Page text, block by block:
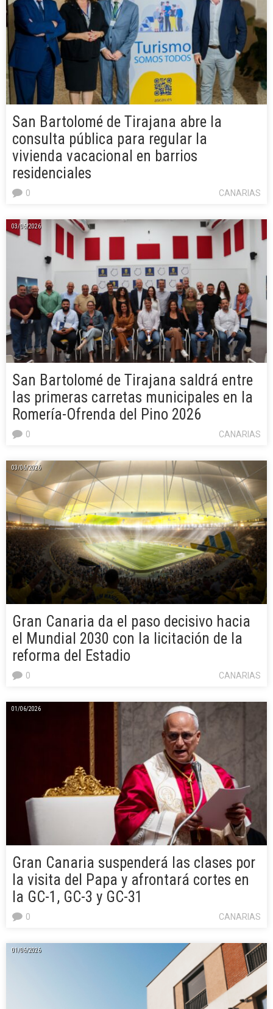
San Bartolomé de Tirajana abre la
consulta pública para regular la
vivienda vacacional en barrios
residenciales
CANARIAS
0
03/06/2026
San Bartolomé de Tirajana saldrá entre
las primeras carretas municipales en la
Romería-Ofrenda del Pino 2026
CANARIAS
0
03/06/2026
Gran Canaria da el paso decisivo hacia
el Mundial 2030 con la licitación de la
reforma del Estadio
CANARIAS
0
01/06/2026
Gran Canaria suspenderá las clases por
la visita del Papa y afrontará cortes en
la GC-1, GC-3 y GC-31
CANARIAS
0
01/06/2026